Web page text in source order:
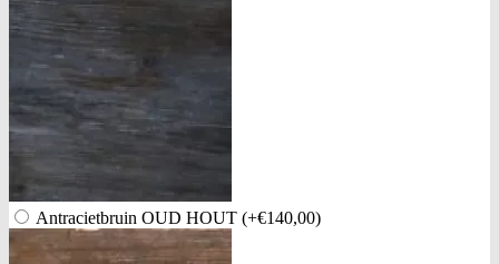
Antracietbruin OUD HOUT (+€140,00)